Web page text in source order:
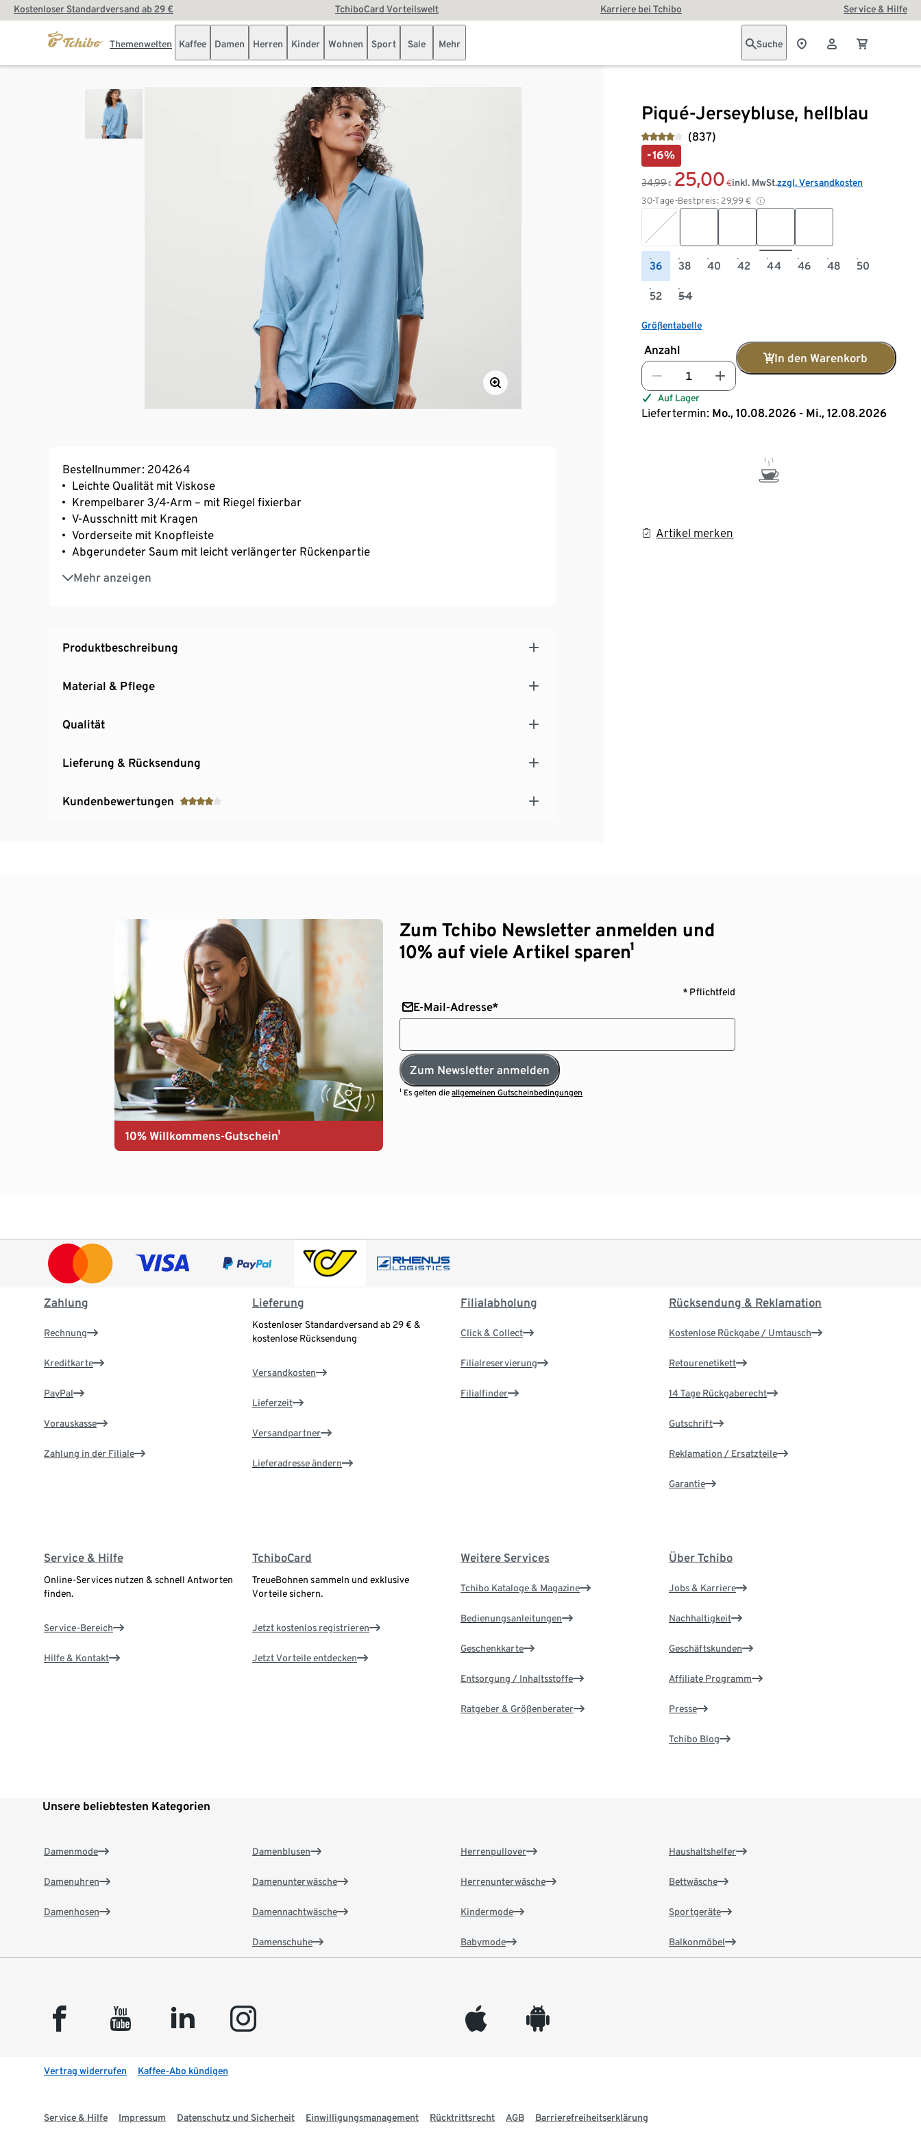
Kostenloser Standardversand ab 29 € TchiboCard Vorteilswelt Karriere bei Tchibo Service & Hilfe
Themenwelten Kaffee Damen Herren Kinder Wohnen Sport Sale Mehr Suche
Piqué-Jerseybluse, hellblau
(837)
-16%
34,99 € 25,00 €
30-Tage-Bestpreis: 29,99 €
inkl. MwSt.zzgl. Versandkosten
36 38 40 42 44 46 48 50
52 54
Größentabelle
Anzahl
In den Warenkorb
Auf Lager
Liefertermin: Mo., 10.08.2026 - Mi., 12.08.2026
Artikel merken
Bestellnummer: 204264
Leichte Qualität mit Viskose
Krempelbarer 3/4-Arm – mit Riegel fixierbar
V-Ausschnitt mit Kragen
Vorderseite mit Knopfleiste
Abgerundeter Saum mit leicht verlängerter Rückenpartie
Mehr anzeigen
Schulterpasse mit Kellerfalte
Produktbeschreibung
Material & Pflege
Qualität
Lieferung & Rücksendung
Kundenbewertungen
10% Willkommens-Gutschein¹
Zum Tchibo Newsletter anmelden und
10% auf viele Artikel sparen¹
* Pflichtfeld
E-Mail-Adresse*
Zum Newsletter anmelden
¹ Es gelten dieallgemeinen Gutscheinbedingungen
Zahlung
Rechnung
Kreditkarte
PayPal
Vorauskasse
Zahlung in der Filiale
Lieferung
Kostenloser Standardversand ab 29 € &
kostenlose Rücksendung
Versandkosten
Lieferzeit
Versandpartner
Lieferadresse ändern
Filialabholung
Click & Collect
Filialreservierung
Filialfinder
Rücksendung & Reklamation
Kostenlose Rückgabe / Umtausch
Retourenetikett
14 Tage Rückgaberecht
Gutschrift
Reklamation / Ersatzteile
Garantie
Service & Hilfe
Online-Services nutzen & schnell Antworten
finden.
Service-Bereich
Hilfe & Kontakt
TchiboCard
TreueBohnen sammeln und exklusive
Vorteile sichern.
Jetzt kostenlos registrieren
Jetzt Vorteile entdecken
Weitere Services
Tchibo Kataloge & Magazine
Bedienungsanleitungen
Geschenkkarte
Entsorgung / Inhaltsstoffe
Ratgeber & Größenberater
Über Tchibo
Jobs & Karriere
Nachhaltigkeit
Geschäftskunden
Affiliate Programm
Presse
Tchibo Blog
Unsere beliebtesten Kategorien
Damenmode
Damenuhren
Damenhosen
Damenblusen
Damenunterwäsche
Damennachtwäsche
Damenschuhe
Herrenpullover
Herrenunterwäsche
Kindermode
Babymode
Haushaltshelfer
Bettwäsche
Sportgeräte
Balkonmöbel
facebook youtube linkedin instagram appleinc android
Vertrag widerrufen Kaffee-Abo kündigen
Service & Hilfe Impressum Datenschutz und Sicherheit Einwilligungsmanagement Rücktrittsrecht AGB Barrierefreiheitserklärung